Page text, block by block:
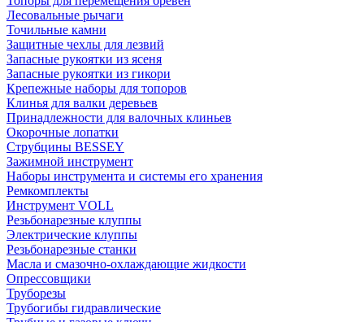
Лесовальные рычаги
Точильные камни
Защитные чехлы для лезвий
Запасные рукоятки из ясеня
Запасные рукоятки из гикори
Крепежные наборы для топоров
Клинья для валки деревьев
Принадлежности для валочных клиньев
Окорочные лопатки
Струбцины BESSEY
Зажимной инструмент
Наборы инструмента и системы его хранения
Ремкомплекты
Инструмент VOLL
Резьбонарезные клуппы
Электрические клуппы
Резьбонарезные станки
Масла и смазочно-охлаждающие жидкости
Опрессовщики
Труборезы
Трубогибы гидравлические